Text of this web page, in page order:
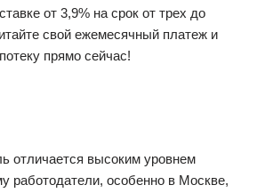
от 3,9% на срок от трех до
свой ежемесячный платеж и
прямо сейчас!
отличается высоким уровнем
работодатели, особенно в Москве,